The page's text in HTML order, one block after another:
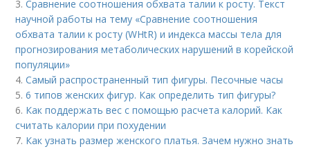
3.Сравнение соотношения обхвата талии к росту. Текст
научной работы на тему «Сравнение соотношения
обхвата талии к росту (WHtR) и индекса массы тела для
прогнозирования метаболических нарушений в корейской
популяции»
4.Самый распространенный тип фигуры. Песочные часы
5.6 типов женских фигур. Как определить тип фигуры?
6. Как поддержать вес с помощью расчета калорий. Как
считать калории при похудении
7. Как узнать размер женского платья. Зачем нужно знать